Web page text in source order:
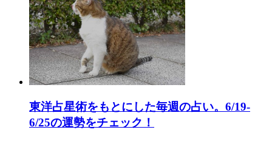
東洋占星術をもとにした毎週の占い。6/19-
6/25の運勢をチェック！